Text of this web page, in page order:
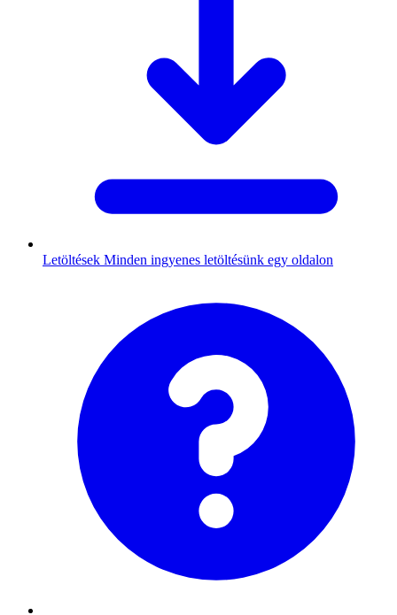
Letöltések Minden ingyenes letöltésünk egy oldalon